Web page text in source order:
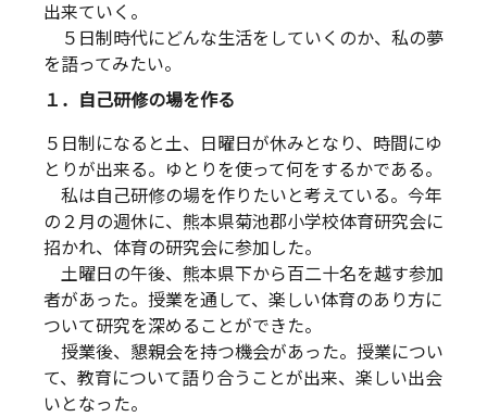
出来ていく。
５日制時代にどんな生活をしていくのか、私の夢
を語ってみたい。
１．自己研修の場を作る
５日制になると土、日曜日が休みとなり、時間にゆ
とりが出来る。ゆとりを使って何をするかである。
私は自己研修の場を作りたいと考えている。今年
の２月の週休に、熊本県菊池郡小学校体育研究会に
招かれ、体育の研究会に参加した。
土曜日の午後、熊本県下から百二十名を越す参加
者があった。授業を通して、楽しい体育のあり方に
ついて研究を深めることができた。
授業後、懇親会を持つ機会があった。授業につい
て、教育について語り合うことが出来、楽しい出会
いとなった。